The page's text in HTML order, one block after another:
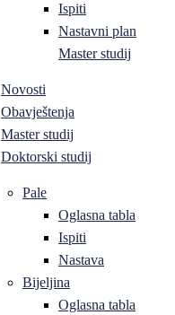
Ispiti
Nastavni plan
Master studij
Novosti
Obavještenja
Master studij
Doktorski studij
Pale
Oglasna tabla
Ispiti
Nastava
Bijeljina
Oglasna tabla